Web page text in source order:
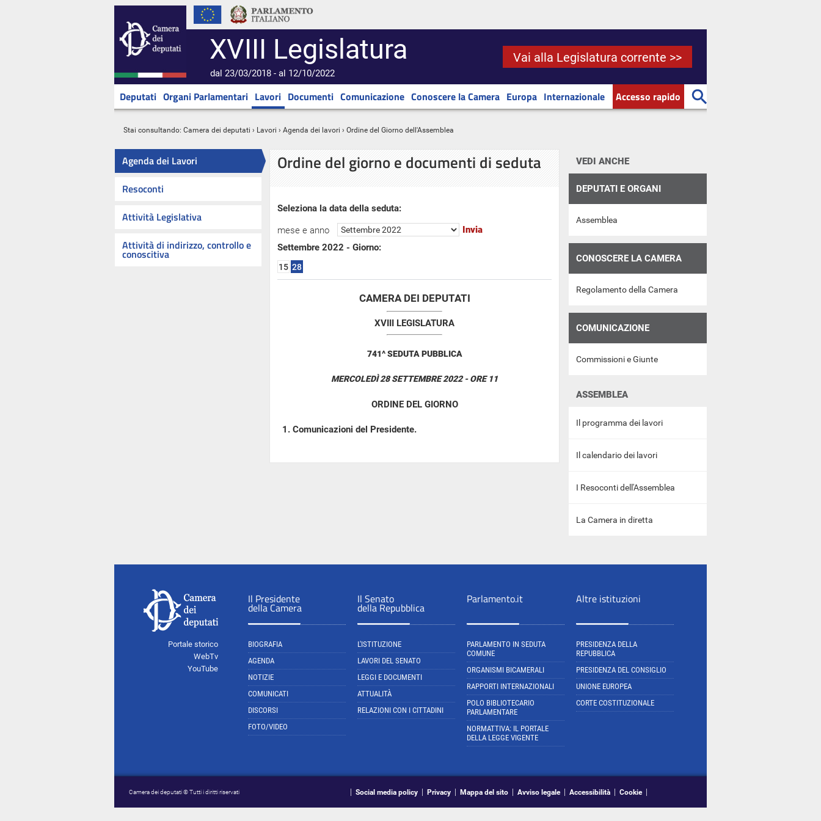
XVIII Legislatura
dal 23/03/2018 - al 12/10/2022
Vai alla Legislatura corrente >>
Deputati Organi Parlamentari Lavori Documenti Comunicazione Conoscere la Camera Europa Internazionale Accesso rapido
Stai consultando: Camera dei deputati › Lavori › Agenda dei lavori › Ordine del Giorno dell'Assemblea
Agenda dei Lavori
Resoconti
Attività Legislativa
Attività di indirizzo, controllo e
conoscitiva
Ordine del giorno e documenti di seduta
Seleziona la data della seduta:
mese e anno
Settembre 2022 - Giorno:
15 28
CAMERA DEI DEPUTATI
XVIII LEGISLATURA
741^ SEDUTA PUBBLICA
MERCOLEDÌ 28 SETTEMBRE 2022 - ORE 11
ORDINE DEL GIORNO
Comunicazioni del Presidente.
VEDI ANCHE
DEPUTATI E ORGANI
Assemblea
CONOSCERE LA CAMERA
Regolamento della Camera
COMUNICAZIONE
Commissioni e Giunte
ASSEMBLEA
Il programma dei lavori
Il calendario dei lavori
I Resoconti dell'Assemblea
La Camera in diretta
Portale storico
WebTv
YouTube
Il Presidente
della Camera
BIOGRAFIA
AGENDA
NOTIZIE
COMUNICATI
DISCORSI
FOTO/VIDEO
Il Senato
della Repubblica
L'ISTITUZIONE
LAVORI DEL SENATO
LEGGI E DOCUMENTI
ATTUALITÀ
RELAZIONI CON I CITTADINI
Parlamento.it
PARLAMENTO IN SEDUTA
COMUNE
ORGANISMI BICAMERALI
RAPPORTI INTERNAZIONALI
POLO BIBLIOTECARIO
PARLAMENTARE
NORMATTIVA: IL PORTALE
DELLA LEGGE VIGENTE
Altre istituzioni
PRESIDENZA DELLA
REPUBBLICA
PRESIDENZA DEL CONSIGLIO
UNIONE EUROPEA
CORTE COSTITUZIONALE
Camera dei deputati © Tutti i diritti riservati Social media policy Privacy Mappa del sito Avviso legale Accessibilità Cookie